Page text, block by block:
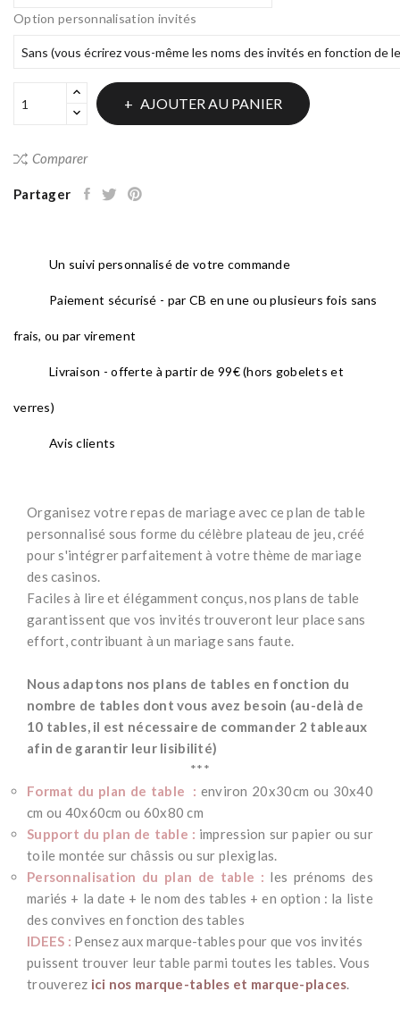
Option personnalisation invités
AJOUTER AU PANIER
Comparer
Partager
Un suivi personnalisé de votre commande
Paiement sécurisé - par CB en une ou plusieurs fois sans
frais, ou par virement
Livraison - offerte à partir de 99€ (hors gobelets et
verres)
Avis clients
Organisez votre repas de mariage avec ce plan de table
personnalisé sous forme du célèbre plateau de jeu, créé
pour s'intégrer parfaitement à votre thème de mariage
des casinos.
Faciles à lire et élégamment conçus, nos plans de table
garantissent que vos invités trouveront leur place sans
effort, contribuant à un mariage sans faute.
Nous adaptons nos plans de tables en fonction du
nombre de tables dont vous avez besoin (au-delà de
10 tables, il est nécessaire de commander 2 tableaux
afin de garantir leur lisibilité)
***
Format du plan de table : environ 20x30cm ou 30x40
cm ou 40x60cm ou 60x80 cm
Support du plan de table : impression sur papier ou sur
toile montée sur châssis ou sur plexiglas.
Personnalisation du plan de table : les prénoms des
mariés + la date + le nom des tables + en option : la liste
des convives en fonction des tables
IDEES : Pensez aux marque-tables pour que vos invités
puissent trouver leur table parmi toutes les tables. Vous
trouverez ici nos marque-tables et marque-places.